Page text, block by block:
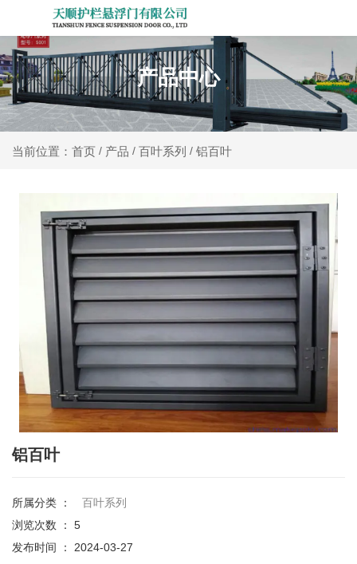
产品中心
当前位置：首页 / 产品 / 百叶系列 / 铝百叶
铝百叶
所属分类 ：
百叶系列
浏览次数 ： 5
发布时间 ： 2024-03-27